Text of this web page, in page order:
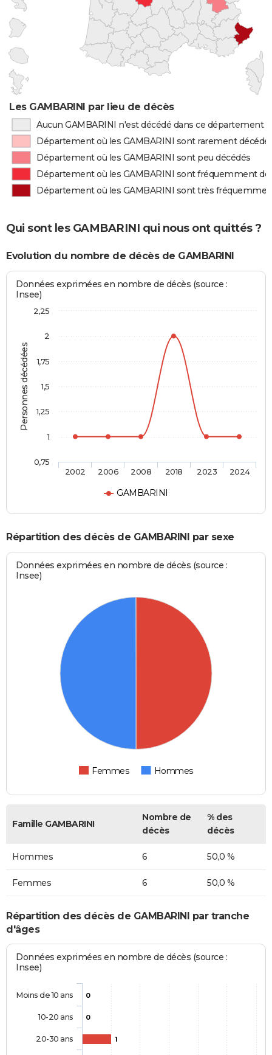
Les GAMBARINI par lieu de décès
Aucun GAMBARINI n'est décédé dans ce département
Département où les GAMBARINI sont rarement
Département où les GAMBARINI sont peu décédés
Département où les GAMBARINI sont fréquemment
Département où les GAMBARINI sont très
Qui sont les GAMBARINI qui nous ont quittés ?
Evolution du nombre de décès de GAMBARINI
Personnes décédées
Données exprimées en nombre de décès (source :
Insee)
GAMBARINI
2002 2006 2008 2018 2023 2024
0,75
1
1,25
1,5
1,75
2
2,25
Répartition des décès de GAMBARINI par sexe
Données exprimées en nombre de décès (source :
Insee)
Femmes Hommes
Famille GAMBARINI
Nombre de
décès
% des
décès
Hommes 6 50,0 %
Femmes 6 50,0 %
Répartition des décès de GAMBARINI par tranche
d'âges
Données exprimées en nombre de décès (source :
Insee)
0
0
1
Moins de 10 ans
10-20 ans
20-30 ans